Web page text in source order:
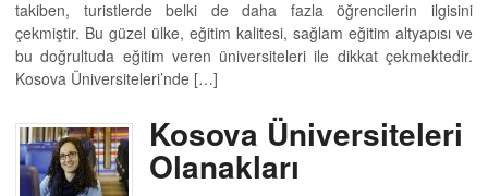
takiben, turistlerde belki de daha fazla öğrencilerin ilgisini
çekmiştir. Bu güzel ülke, eğitim kalitesi, sağlam eğitim altyapısı ve
bu doğrultuda eğitim veren üniversiteleri ile dikkat çekmektedir.
Kosova Üniversiteleri’nde […]
Kosova Üniversiteleri
Olanakları